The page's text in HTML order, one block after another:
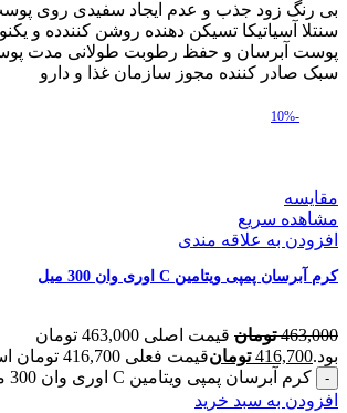
بی رنگ زود جذب و عدم ایجاد سفیدی روی
سنتلا آسیاتیکا تسیکن دهنده روشن کنندده و
پوست آبرسان و حفظ رطوبت طولانی مدت
سبک صادر کننده مجوز سازمان غذا و دارو
-10%
مقایسه
مشاهده سریع
افزودن به علاقه مندی
کرم آبرسان پمپی ویتامین C اوری وان 300 میل
463,000 تومان
قیمت اصلی 463,000 تومان
بود.416,700 تومانقیمت فعلی 416,700 تومان است.
کرم آبرسان پمپی ویتامین C اوری وان 300 میل عدد
افزودن به سبد خرید